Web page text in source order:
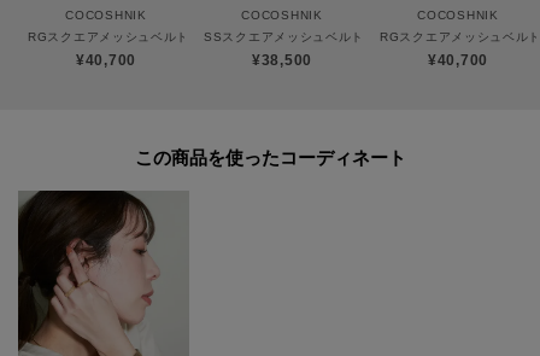
た、パソコン・スマートフォンなどの環境により、若干製品と画像のカラー
ご購入商品の修理について
ココシュニックの商品はジュエリーの為、通常のお直しセンターでの修理の
対応ができません。
商品と品質証明書をご持参いただき、お近くの直営店へお持込下さい。
お修理内容によっては有償の場合やお受けできない場合もございます。
ショップリスト・連絡先はお取り扱いショップ検索でご確認お願い致しま
す。
COCOSHNIK
RGスクエアメッシュベルト ウォッチ（ブラック）
¥40,700
COCOSHNIK
SSスクエアメッシュベルト ウォッチ（グレー）
¥38,500
COCOSHNIK
RGスクエアメッシュベル
¥40,700
この商品を使った